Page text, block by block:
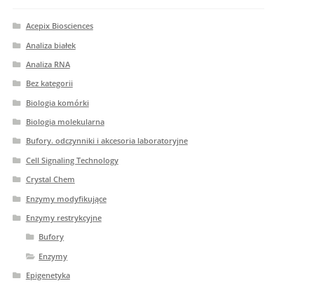
Acepix Biosciences
Analiza białek
Analiza RNA
Bez kategorii
Biologia komórki
Biologia molekularna
Bufory. odczynniki i akcesoria laboratoryjne
Cell Signaling Technology
Crystal Chem
Enzymy modyfikujące
Enzymy restrykcyjne
Bufory
Enzymy
Epigenetyka